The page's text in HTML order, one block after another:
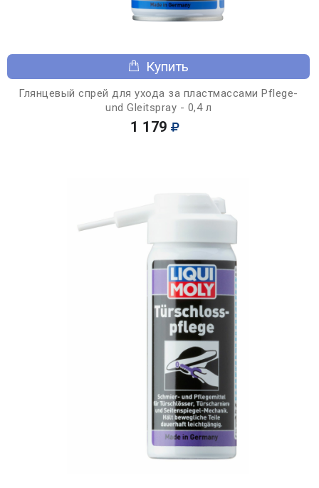
Купить
Глянцевый спрей для ухода за пластмассами Pflege-
und Gleitspray - 0,4 л
1 179